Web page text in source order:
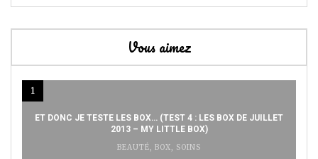
Vous aimez
1
ET DONC JE TESTE LES BOX… (TEST 4 : LES BOX DE JUILLET
2013 – MY LITTLE BOX)
BEAUTÉ, BOX, SOINS